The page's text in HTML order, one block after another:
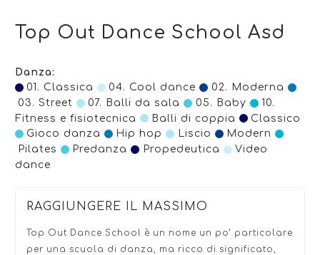
Top Out Dance School Asd
Danza:
01. Classica
04. Cool dance
02. Moderna
03. Street
07. Balli da sala 05. Baby
10.
Fitness e fisiotecnica
Balli di coppia
Classico
Gioco danza
Hip hop Liscio
Modern
Pilates
Predanza Propedeutica
Video
dance
RAGGIUNGERE IL MASSIMO
Top Out Dance School è un nome un po’ particolare
per una scuola di danza, ma ricco di significato,